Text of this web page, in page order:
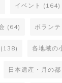
イベント (164)
(64) ボランテ
(138) 各地域の
日本遺産・月の都